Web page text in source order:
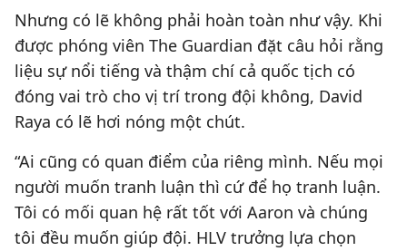
Nhưng có lẽ không phải hoàn toàn như vậy. Khi
được phóng viên The Guardian đặt câu hỏi rằng
liệu sự nổi tiếng và thậm chí cả quốc tịch có
đóng vai trò cho vị trí trong đội không, David
Raya có lẽ hơi nóng một chút.
“Ai cũng có quan điểm của riêng mình. Nếu mọi
người muốn tranh luận thì cứ để họ tranh luận.
Tôi có mối quan hệ rất tốt với Aaron và chúng
tôi đều muốn giúp đội. HLV trưởng lựa chọn